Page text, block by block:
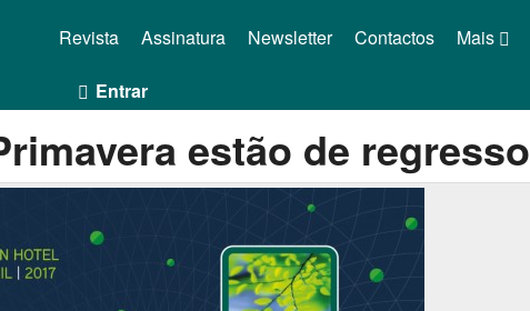
Mais
Revista Assinatura Newsletter Contactos
Entrar
estão de regresso